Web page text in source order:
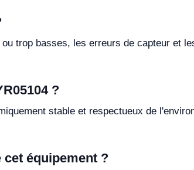
trop basses, les erreurs de capteur et
?
stable et respectueux de
équipement ?